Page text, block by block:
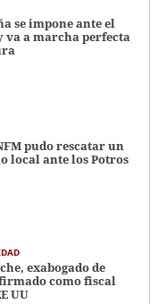
se impone ante el
va a marcha perfecta
pudo rescatar un
local ante los Potros
exabogado de
como fiscal
UU